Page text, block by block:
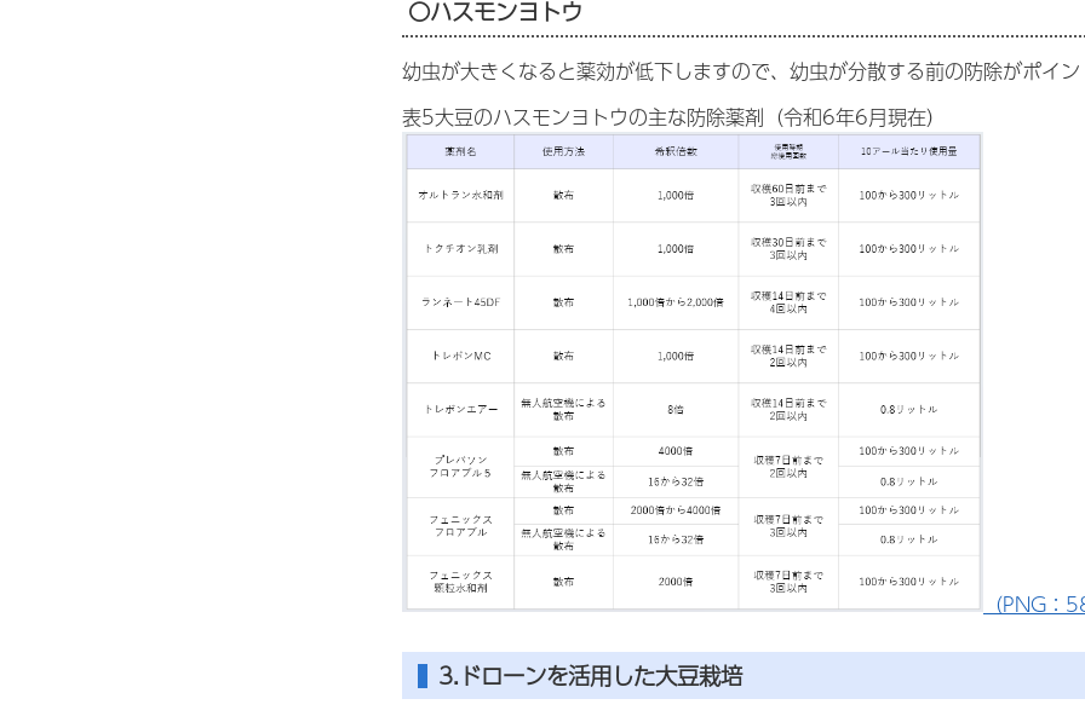
〇ハスモンヨトウ
幼虫が大きくなると薬効が低下しますので、幼虫が分散する前の防除がポイ
表5大豆のハスモンヨトウの主な防除薬剤（令和6年6月現在）
（PNG：
3.ドローンを活用した大豆栽培